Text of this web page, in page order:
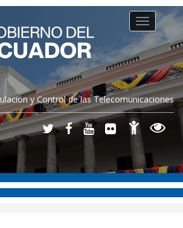
y Control de las Telecomunicaciones
Toggle
navigation